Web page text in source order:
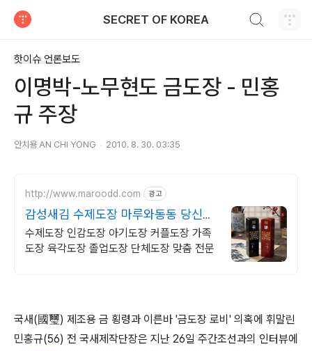
SECRET OF KOREA
핫이슈 언론보도
이명박-노무현도 금도장 - 민홍
규 주장
안치용 AN CHI YONG 2010. 8. 30. 03:35
http://www.maroodd.com 광고
감성새김 수제도장 마루와동동 당신을
위한 특별한 선물!!
수제도장 인감도장 아기도장 커플도장 가족
도장 육각도장 졸업도장 단체도장 맞춤 전문
국새(國璽) 제조용 금 횡령과 이른바 '금도장 로비' 의혹에 휘말린
민홍규(56) 전 국새제작단장은 지난 26일 주간조선과의 인터뷰에